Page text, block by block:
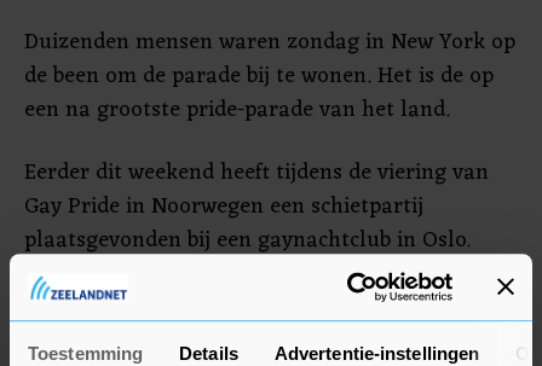
Toestemming Details Advertentie-instellingen
Duizenden mensen waren zondag in New York op
de been om de parade bij te wonen. Het is de op
een na grootste pride-parade van het land.
Eerder dit weekend heeft tijdens de viering van
Gay Pride in Noorwegen een schietpartij
plaatsgevonden bij een gaynachtclub in Oslo.
Twee mensen kwamen om het leven en 21
raakten gewond.